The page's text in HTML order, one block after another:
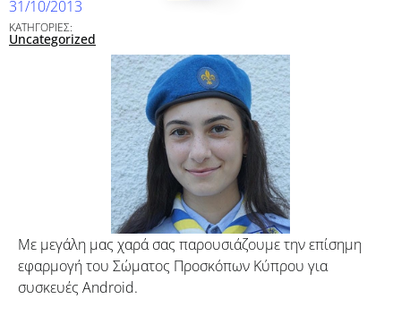
31/10/2013
ΚΑΤΗΓΟΡΙΕΣ:
Uncategorized
Με μεγάλη μας χαρά σας παρουσιάζουμε την επίσημη
εφαρμογή του Σώματος Προσκόπων Κύπρου για
συσκευές Android.